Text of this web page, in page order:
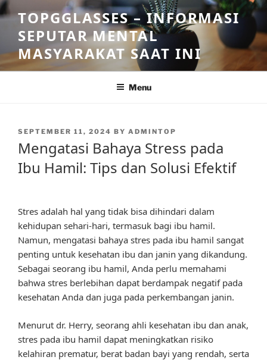
Skip
to
content
TOPGGLASSES – INFORMASI
SEPUTAR MENTAL
MASYARAKAT SAAT INI
Menu
POSTED
SEPTEMBER 11, 2024 BY ADMINTOP
Mengatasi Bahaya Stress pada
Ibu Hamil: Tips dan Solusi Efektif
Stres adalah hal yang tidak bisa dihindari dalam
kehidupan sehari-hari, termasuk bagi ibu hamil.
Namun, mengatasi bahaya stres pada ibu hamil sangat
penting untuk kesehatan ibu dan janin yang dikandung.
Sebagai seorang ibu hamil, Anda perlu memahami
bahwa stres berlebihan dapat berdampak negatif pada
kesehatan Anda dan juga pada perkembangan janin.
Menurut dr. Herry, seorang ahli kesehatan ibu dan anak,
stres pada ibu hamil dapat meningkatkan risiko
kelahiran prematur, berat badan bayi yang rendah, serta